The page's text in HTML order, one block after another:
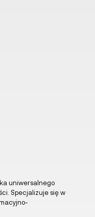
uniwersalnego
Specjalizuje się w